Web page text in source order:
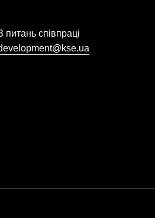
питань співпраці